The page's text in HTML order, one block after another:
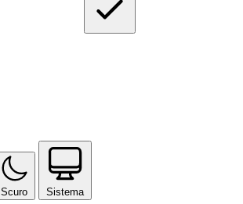
Scuro Sistema